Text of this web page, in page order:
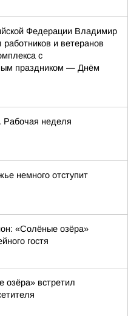
Федерации Владимир
и ветеранов
с
праздником — Днём
неделя
немного отступит
«Солёные озёра»
гостя
озёра» встретил